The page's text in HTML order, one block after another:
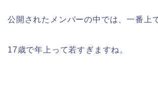
公開されたメンバーの中では、一番上
17歳で年上って若すぎますね。